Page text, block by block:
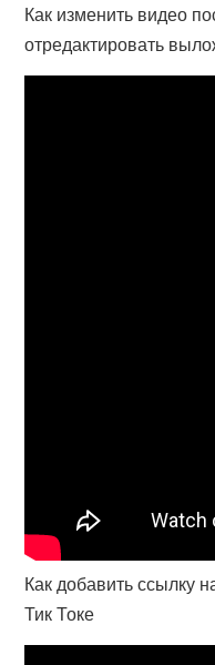
Как изменить видео
отредактировать
Как добавить ссылку
Тик Токе